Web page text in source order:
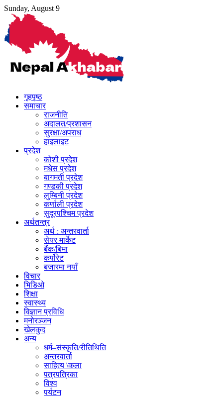
Skip
content
Sunday, August 9
गृहपृष्ठ
समाचार
राजनीति
अदालत/प्रशासन
सुरक्षा/अपराध
हाइलाइट
प्रदेश
कोशी प्रदेश
मधेस प्रदेश
बागमती प्रदेश
गण्डकी प्रदेश
लुम्बिनी प्रदेश
कर्णाली प्रदेश
सुदूरपश्चिम प्रदेश
अर्थतन्त्र
अर्थ : अन्तरवार्ता
सेयर मार्केट
बैंक/बिमा
कर्पोरेट
बजारमा नयाँ
विचार
भिडिओ
शिक्षा
स्वास्थ्य
विज्ञान प्रविधि
मनोरञ्जन
खेलकुद
अन्य
धर्म–संस्कृति/रीतिथिति
अन्तरवार्ता
साहित्य \कला
पत्रपत्रिका
विश्व
पर्यटन